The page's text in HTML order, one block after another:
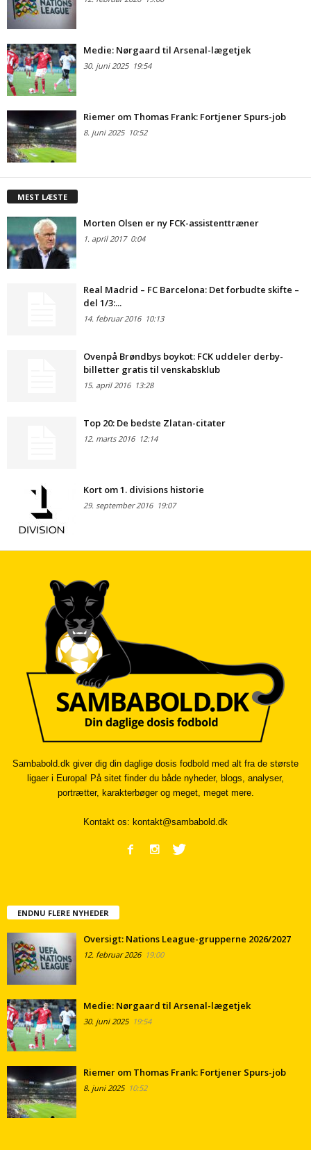
Medie: Nørgaard til Arsenal-lægetjek
30. juni 202519:54
Riemer om Thomas Frank: Fortjener Spurs-job
8. juni 202510:52
MEST LÆSTE
Morten Olsen er ny FCK-assistenttræner
1. april 20170:04
Real Madrid – FC Barcelona: Det forbudte skifte –
del 1/3:...
14. februar 201610:13
Ovenpå Brøndbys boykot: FCK uddeler derby-
billetter gratis til venskabsklub
15. april 201613:28
Top 20: De bedste Zlatan-citater
12. marts 201612:14
Kort om 1. divisions historie
29. september 201619:07
Sambabold.dk giver dig din daglige dosis fodbold med alt fra de største
ligaer i Europa! På sitet finder du både nyheder, blogs, analyser,
portrætter, karakterbøger og meget, meget mere.
Kontakt os: kontakt@sambabold.dk
ENDNU FLERE NYHEDER
Oversigt: Nations League-grupperne 2026/2027
12. februar 202619:00
Medie: Nørgaard til Arsenal-lægetjek
30. juni 202519:54
Riemer om Thomas Frank: Fortjener Spurs-job
8. juni 202510:52